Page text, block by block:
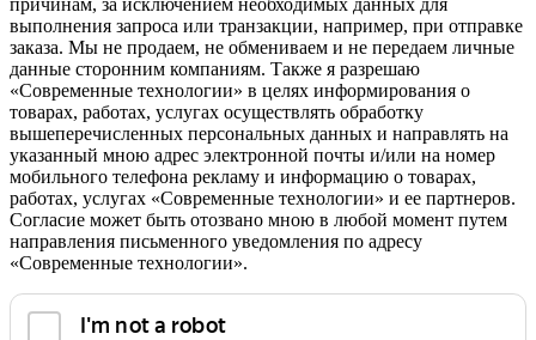
выполнения запроса или транзакции, например, при отправке
заказа. Мы не продаем, не обмениваем и не передаем личные
данные сторонним компаниям. Также я разрешаю
«Современные технологии» в целях информирования о
товарах, работах, услугах осуществлять обработку
вышеперечисленных персональных данных и направлять на
указанный мною адрес электронной почты и/или на номер
мобильного телефона рекламу и информацию о товарах,
работах, услугах «Современные технологии» и ее партнеров.
Согласие может быть отозвано мною в любой момент путем
направления письменного уведомления по адресу
«Современные технологии».